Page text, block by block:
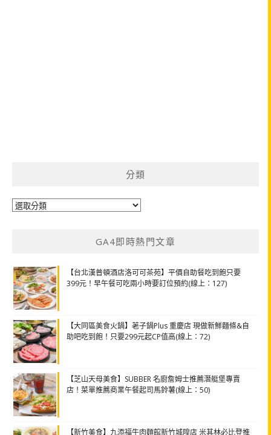
分類
分
GA4即時熱門文章
【台北漢普頓酒店洛可可茶苑】平價自助餐吃到飽只要
399元！早午餐可吃兩小時要訂位預約(線上：127)
【大同區美食火鍋】荖子鍋Plus 重慶店 現做新鮮麵條&自
助吧吃到飽！只要299元起CP值高(線上：72)
【芝山天母美食】SUBBER 名廚詹姆士推薦潛艇堡專賣
店！菜單推薦商業午餐起司馬鈴薯(線上：50)
【新竹美食】九添福牛肉麵館新竹城隍店 米其林必比登推